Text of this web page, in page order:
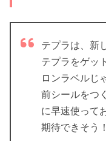
テプラは、新
テプラをゲッ
ロンラベルじ
前シールをつ
に早速使って
期待できそう！